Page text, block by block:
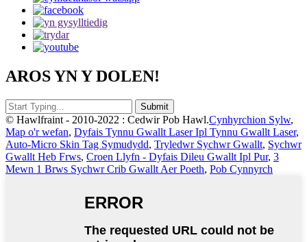
AROS YN Y DOLEN!
© Hawlfraint - 2010-2022 : Cedwir Pob Hawl.Cynhyrchion Sylw,
Map o'r wefan, Dyfais Tynnu Gwallt Laser Ipl Tynnu Gwallt Laser,
Auto-Micro Skin Tag Symudydd, Tryledwr Sychwr Gwallt, Sychwr
Gwallt Heb Frws, Croen Llyfn - Dyfais Dileu Gwallt Ipl Pur, 3
Mewn 1 Brws Sychwr Crib Gwallt Aer Poeth, Pob Cynnyrch